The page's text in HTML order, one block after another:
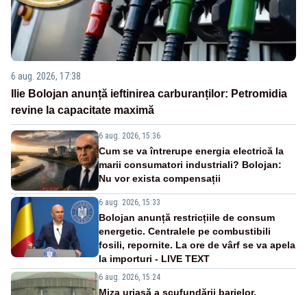
6 aug. 2026, 17:38
Ilie Bolojan anunță ieftinirea carburanților: Petromidia
revine la capacitate maximă
6 aug. 2026, 15:36
Cum se va întrerupe energia electrică la
marii consumatori industriali? Bolojan:
Nu vor exista compensații
6 aug. 2026, 15:33
Bolojan anunță restricțiile de consum
energetic. Centralele pe combustibili
fosili, repornite. La ore de vârf se va apela
la importuri - LIVE TEXT
6 aug. 2026, 15:24
Miza uriașă a scufundării barjelor.